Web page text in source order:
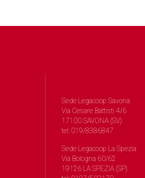
Sede Legacoop Savona
Via Cesare Battisti 4/6
17100 SAVONA (SV)
tel: 019/8386847
Sede Legacoop La Spezia
Via Bologna 60/62
19126 LA SPEZIA (SP)